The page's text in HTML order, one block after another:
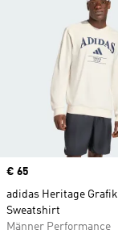
Price
€ 65
adidas Heritage Grafik
Sweatshirt
Männer Performance